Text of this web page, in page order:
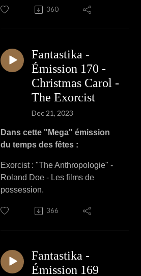
360
Fantastika -
Émission 170 -
Christmas Carol -
The Exorcist
Dec 21, 2023
Dans cette "Mega" émission
du temps des fêtes :
Exorcist : "The Anthropologie" -
Roland Doe - Les films de
possession.
366
Fantastika -
Émission 169